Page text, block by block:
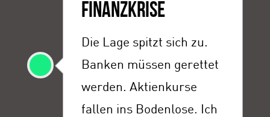
FINANZKRISE
Die Lage spitzt sich zu.
Banken müssen gerettet
werden. Aktienkurse
fallen ins Bodenlose. Ich